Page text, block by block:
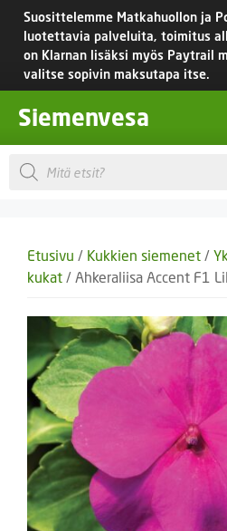
Siirry
sisältöön
Suosittelemme Matkahuollon ja
luotettavia palveluita, toimitus
on Klarnan lisäksi myös Paytrail
valitse sopivin maksutapa itse.
Siemenvesa
Products
search
Etusivu / Kukkien siemenet /
kukat / Ahkeraliisa Accent F1